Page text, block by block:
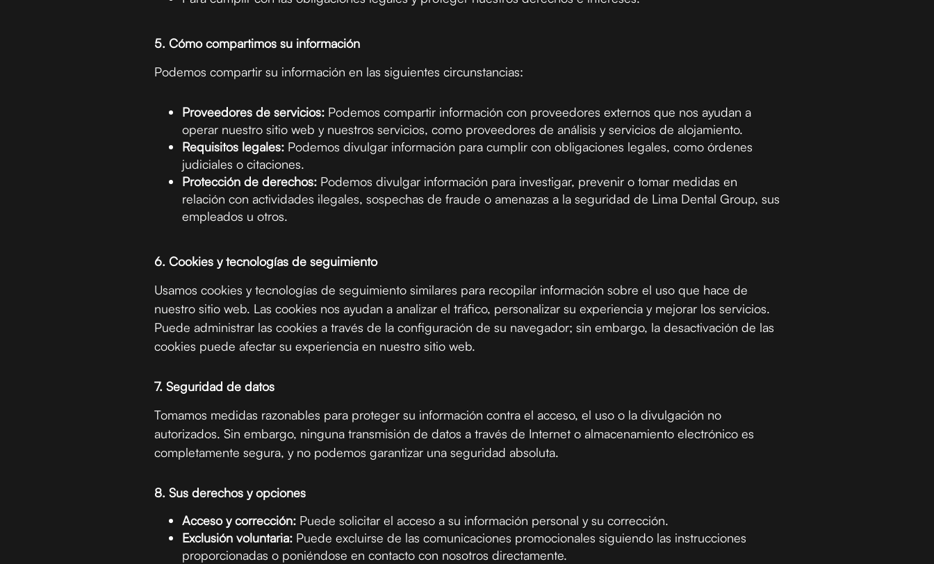
5. Cómo compartimos su información
Podemos compartir su información en las siguientes circunstancias:
Proveedores de servicios: Podemos compartir información con proveedores externos que nos ayudan a
operar nuestro sitio web y nuestros servicios, como proveedores de análisis y servicios de alojamiento.
Requisitos legales: Podemos divulgar información para cumplir con obligaciones legales, como órdenes
judiciales o citaciones.
Protección de derechos: Podemos divulgar información para investigar, prevenir o tomar medidas en
relación con actividades ilegales, sospechas de fraude o amenazas a la seguridad de Lima Dental Group, sus
empleados u otros.
6. Cookies y tecnologías de seguimiento
Usamos cookies y tecnologías de seguimiento similares para recopilar información sobre el uso que hace de
nuestro sitio web. Las cookies nos ayudan a analizar el tráfico, personalizar su experiencia y mejorar los servicios.
Puede administrar las cookies a través de la configuración de su navegador; sin embargo, la desactivación de las
cookies puede afectar su experiencia en nuestro sitio web.
7. Seguridad de datos
Tomamos medidas razonables para proteger su información contra el acceso, el uso o la divulgación no
autorizados. Sin embargo, ninguna transmisión de datos a través de Internet o almacenamiento electrónico es
completamente segura, y no podemos garantizar una seguridad absoluta.
8. Sus derechos y opciones
Acceso y corrección: Puede solicitar el acceso a su información personal y su corrección.
Exclusión voluntaria: Puede excluirse de las comunicaciones promocionales siguiendo las instrucciones
proporcionadas o poniéndose en contacto con nosotros directamente.